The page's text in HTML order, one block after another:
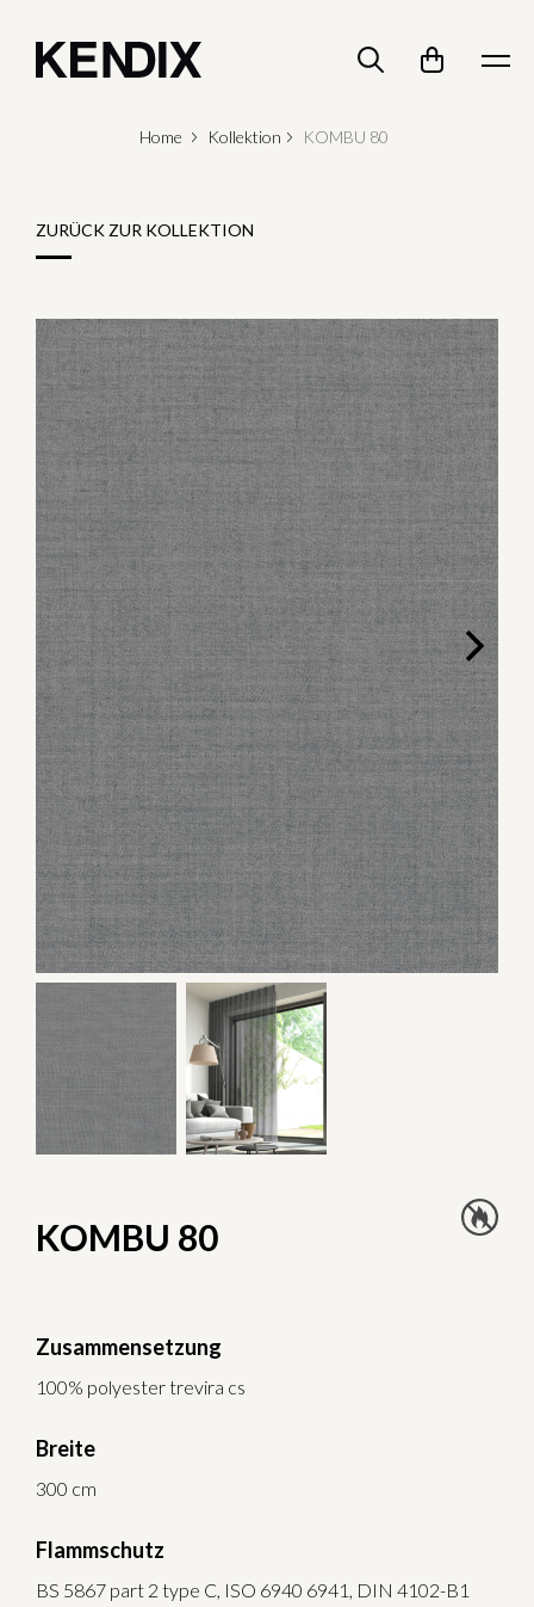
Home Kollektion KOMBU 80
ZURÜCK ZUR KOLLEKTION
KOMBU 80
Zusammensetzung
100% polyester trevira cs
Breite
300 cm
Flammschutz
BS 5867 part 2 type C, ISO 6940 6941, DIN 4102-B1